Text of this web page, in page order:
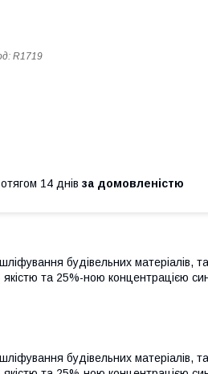
R1719
14 днів за домовленістю
будівельних матеріалів,
якістю та 25%-ною концентрацією
будівельних матеріалів,